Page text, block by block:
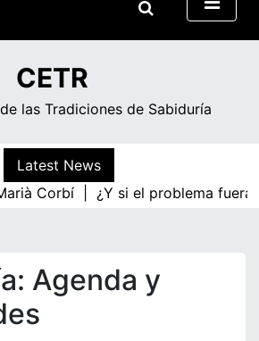
CETR
las Tradiciones de Sabiduría
Latest News
Corbí |¿Y si el problema fuera la
Agenda y